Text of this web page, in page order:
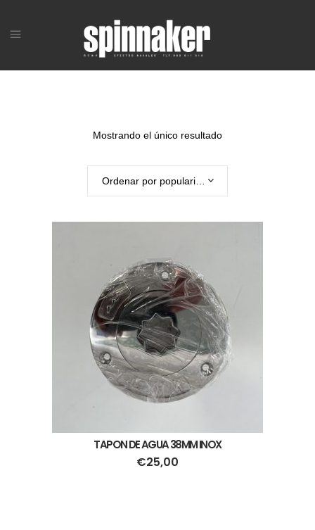
Mostrando el único resultado
TAPON DE AGUA 38MM INOX
€25,00